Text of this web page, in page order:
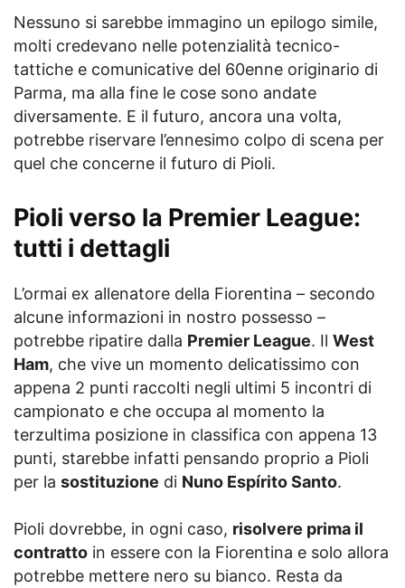
Nessuno si sarebbe immagino un epilogo simile,
molti credevano nelle potenzialità tecnico-
tattiche e comunicative del 60enne originario di
Parma, ma alla fine le cose sono andate
diversamente. E il futuro, ancora una volta,
potrebbe riservare l’ennesimo colpo di scena per
quel che concerne il futuro di Pioli.
Pioli verso la Premier League:
tutti i dettagli
L’ormai ex allenatore della Fiorentina – secondo
alcune informazioni in nostro possesso –
potrebbe ripatire dalla Premier League. Il West
Ham, che vive un momento delicatissimo con
appena 2 punti raccolti negli ultimi 5 incontri di
campionato e che occupa al momento la
terzultima posizione in classifica con appena 13
punti, starebbe infatti pensando proprio a Pioli
per la sostituzione di Nuno Espírito Santo.
Pioli dovrebbe, in ogni caso, risolvere prima il
contratto in essere con la Fiorentina e solo allora
potrebbe mettere nero su bianco. Resta da